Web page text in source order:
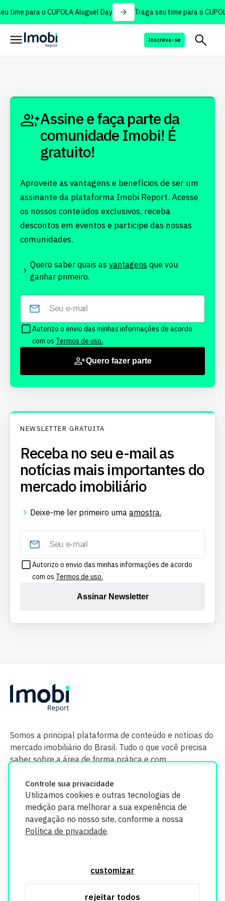
time para o CUPOLA Aluguel Day Traga seu time para o
Inscreva-se
Controle sua privacidade
Utilizamos cookies e outras tecnologias de
medição para melhorar a sua experiência de
navegação no nosso site, conforme a nossa
Política de privacidade.
customizar
rejeitar todos
Assine e faça parte da
comunidade Imobi! É
gratuito!
Aproveite as vantagens e benefícios de ser um
assinante da plataforma Imobi Report. Acesse
os nossos conteúdos exclusivos, receba
descontos em eventos e participe das nossas
comunidades.
Quero saber quais as vantagens que vou
ganhar primeiro.
Autorizo o envio das minhas informações de acordo
com os Termos de uso.
Quero fazer parte
NEWSLETTER GRATUITA
Receba no seu e-mail as
notícias mais importantes do
mercado imobiliário
Deixe-me ler primeiro uma amostra.
Autorizo o envio das minhas informações de acordo
com os Termos de uso.
Assinar Newsletter
Somos a principal plataforma de conteúdo e notícias do
mercado imobiliário do Brasil. Tudo o que você precisa
saber sobre a área de forma prática e com
segurança. Todos os dados coletados em nosso site são
utilizados exclusivamente para fins de aprimoramento de
informações, consulte nossa Política de Privacidade.